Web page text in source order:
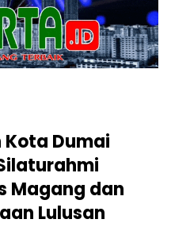
Kota Dumai
Magang dan
Lulusan